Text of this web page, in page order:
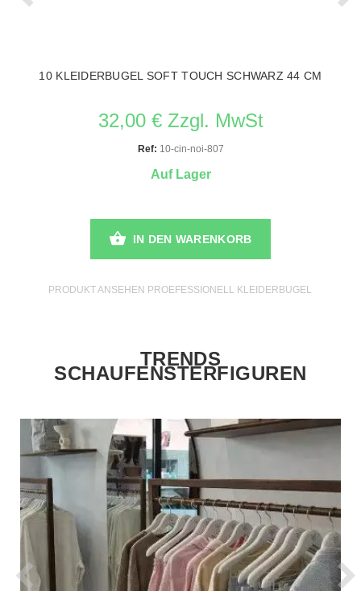
10 KLEIDERBUGEL SOFT TOUCH SCHWARZ 44 CM
32,00 € Zzgl. MwSt
Ref: 10-cin-noi-807
Auf Lager
IN DEN WARENKORB
PRODUKT ANSEHEN PROEFESSIONELL KLEIDERBUGEL
TRENDS
SCHAUFENSTERFIGUREN